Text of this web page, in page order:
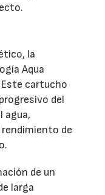
la
Aqua
cartucho
del
agua,
de
de un
larga